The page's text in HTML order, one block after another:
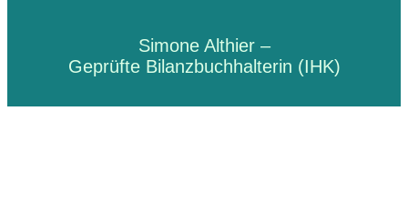
Simone Althier –
Geprüfte Bilanzbuchhalterin (IHK)